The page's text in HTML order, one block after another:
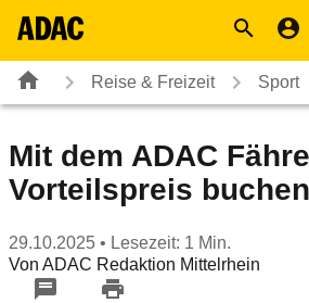
Reise & Freizeit Sport
Mit dem ADAC
Vorteilspreis buchen
29.10.2025 • Lesezeit: 1 Min.
Von ADAC Redaktion Mittelrhein